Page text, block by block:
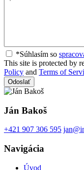
*Súhlasím so
This site is protected by
Policy and Terms of
Odoslať
Ján Bakoš
+421 907 306 595
Navigácia
Úvod